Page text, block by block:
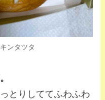
ンタツタ
とりしててふわふわ